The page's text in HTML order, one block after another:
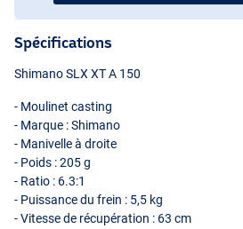
Spécifications
ShimanoSLX XT A 150
- Moulinet casting
- Marque : Shimano
- Manivelle à droite
- Poids : 205 g
- Ratio : 6.3:1
- Puissance du frein : 5,5 kg
- Vitesse de récupération : 63 cm